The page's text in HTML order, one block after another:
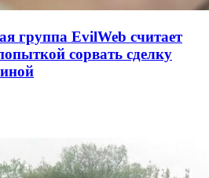
группа EvilWeb считает
сорвать сделку